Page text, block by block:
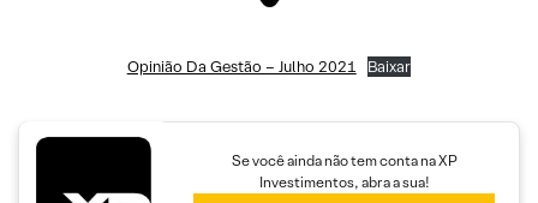
Opinião Da Gestão – Julho 2021 Baixar
Se você ainda não tem conta na XP
Investimentos, abra a sua!